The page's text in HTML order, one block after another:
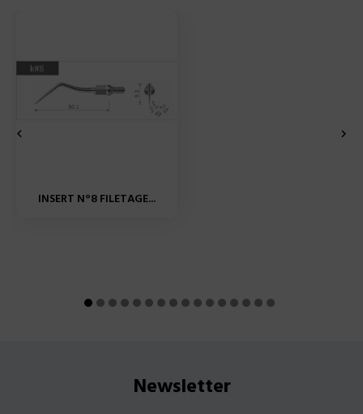
INSERT N°8 FILETAGE...
 
Newsletter